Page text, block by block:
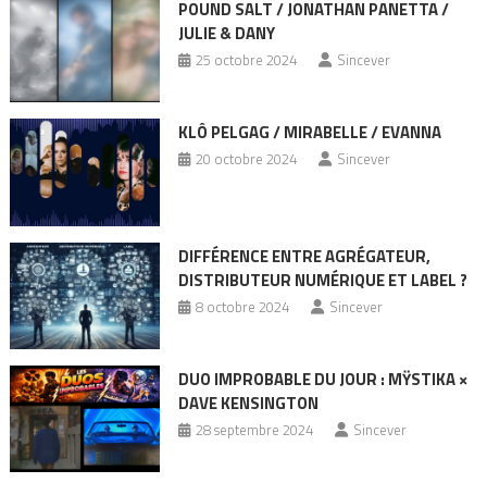
POUND SALT / JONATHAN PANETTA /
JULIE & DANY
25 octobre 2024 Sincever
KLÔ PELGAG / MIRABELLE / EVANNA
20 octobre 2024 Sincever
DIFFÉRENCE ENTRE AGRÉGATEUR,
DISTRIBUTEUR NUMÉRIQUE ET LABEL ?
8 octobre 2024 Sincever
DUO IMPROBABLE DU JOUR : MŸSTIKA ×
DAVE KENSINGTON
28 septembre 2024 Sincever